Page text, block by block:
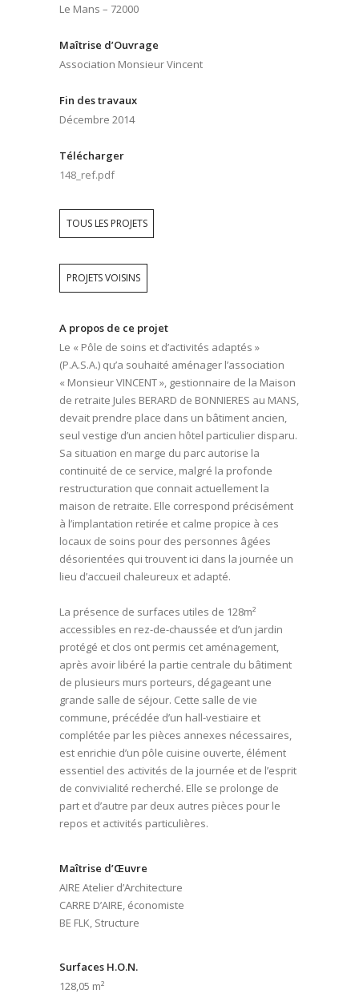
Le Mans – 72000
Maîtrise d’Ouvrage
Association Monsieur Vincent
Fin des travaux
Décembre 2014
Télécharger
148_ref.pdf
TOUS LES PROJETS
PROJETS VOISINS
A propos de ce projet
Le « Pôle de soins et d’activités adaptés »
(P.A.S.A.) qu’a souhaité aménager l’association
« Monsieur VINCENT », gestionnaire de la Maison
de retraite Jules BERARD de BONNIERES au MANS,
devait prendre place dans un bâtiment ancien,
seul vestige d’un ancien hôtel particulier disparu.
Sa situation en marge du parc autorise la
continuité de ce service, malgré la profonde
restructuration que connait actuellement la
maison de retraite. Elle correspond précisément
à l’implantation retirée et calme propice à ces
locaux de soins pour des personnes âgées
désorientées qui trouvent ici dans la journée un
lieu d’accueil chaleureux et adapté.
La présence de surfaces utiles de 128m²
accessibles en rez-de-chaussée et d’un jardin
protégé et clos ont permis cet aménagement,
après avoir libéré la partie centrale du bâtiment
de plusieurs murs porteurs, dégageant une
grande salle de séjour. Cette salle de vie
commune, précédée d’un hall-vestiaire et
complétée par les pièces annexes nécessaires,
est enrichie d’un pôle cuisine ouverte, élément
essentiel des activités de la journée et de l’esprit
de convivialité recherché. Elle se prolonge de
part et d’autre par deux autres pièces pour le
repos et activités particulières.
Maîtrise d’Œuvre
AIRE Atelier d’Architecture
CARRE D’AIRE, économiste
BE FLK, Structure
Surfaces H.O.N.
128,05 m²